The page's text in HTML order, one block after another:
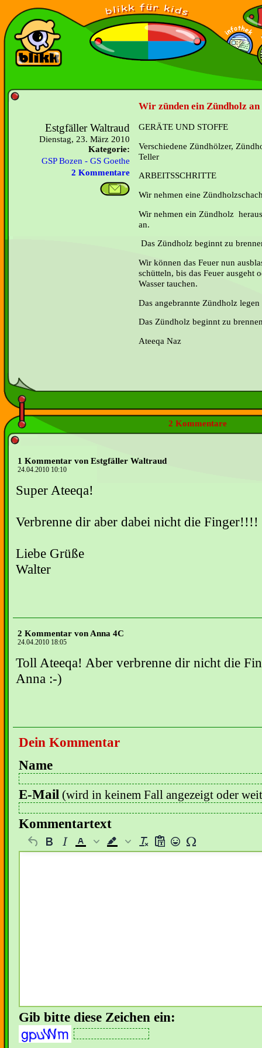
Wir zünden ein Zündholz an
Estgfäller Waltraud
Dienstag, 23. März 2010
Kategorie:
GSP Bozen - GS Goethe
2 Kommentare
GERÄTE UND STOFFE
Verschiedene Zündhölzer,
Teller
ARBEITSSCHRITTE
Wir nehmen eine
Wir nehmen ein Zündholz
an.
Das Zündholz beginnt zu
Wir können das Feuer nun
schütteln, bis das Feuer ausgeht
Wasser tauchen.
Das angebrannte Zündholz
Das Zündholz beginnt zu
Ateeqa Naz
2 Kommentare
1 Kommentar von Estgfäller Waltraud
24.04.2010 10:10
Super Ateeqa!
Verbrenne dir aber dabei nicht die Finger!!!!
Liebe Grüße
Walter
2 Kommentar von Anna 4C
24.04.2010 18:05
Toll Ateeqa! Aber verbrenne dir nicht die
Anna :-)
Dein Kommentar
Name
E-Mail (wird in keinem Fall angezeigt oder
Kommentartext
Gib bitte diese Zeichen ein: